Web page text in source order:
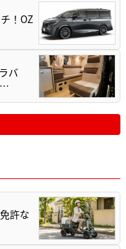
！OZ
バ
…
許な